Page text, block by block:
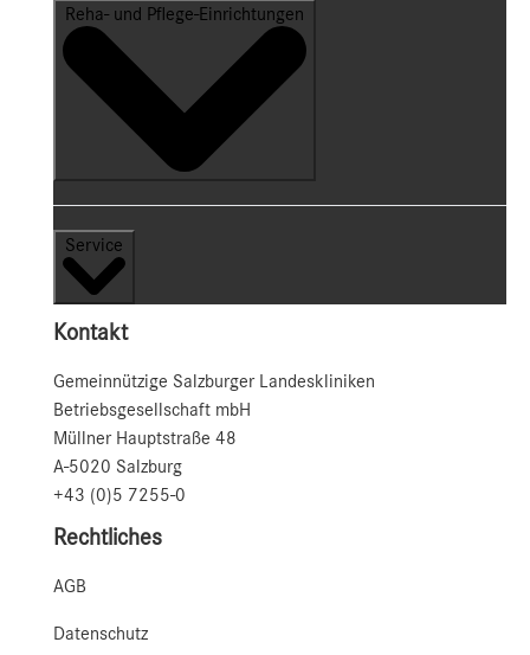
Reha- und Pflege-Einrichtungen
Service
Kontakt
Gemeinnützige Salzburger Landeskliniken
Betriebsgesellschaft mbH
Müllner Hauptstraße 48
A-5020 Salzburg
+43 (0)5 7255-0
Rechtliches
AGB
Datenschutz